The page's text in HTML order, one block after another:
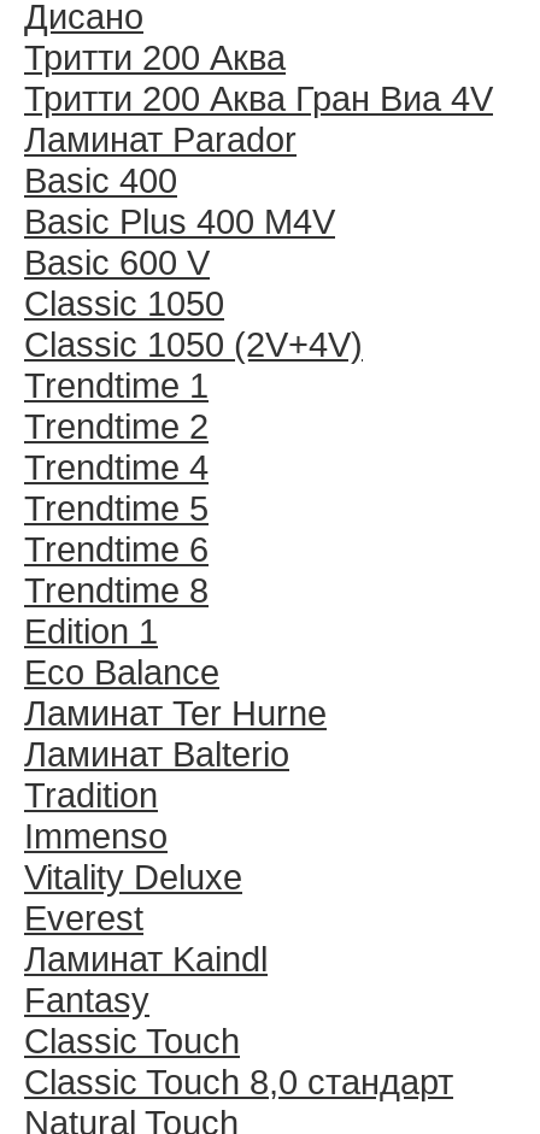
Дисано
Тритти 200 Аква
Тритти 200 Аква Гран Виа 4V
Ламинат Parador
Basic 400
Basic Plus 400 M4V
Basic 600 V
Classic 1050
Classic 1050 (2V+4V)
Trendtime 1
Trendtime 2
Trendtime 4
Trendtime 5
Trendtime 6
Trendtime 8
Edition 1
Eco Balance
Ламинат Ter Hurne
Ламинат Balterio
Tradition
Immenso
Vitality Deluxe
Everest
Ламинат Kaindl
Fantasy
Classic Touch
Classic Touch 8,0 стандарт
Natural Touch